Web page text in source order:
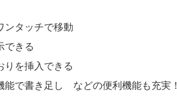
ンタッチで移動
できる
りを挿入できる
能で書き足し などの便利機能も充実！